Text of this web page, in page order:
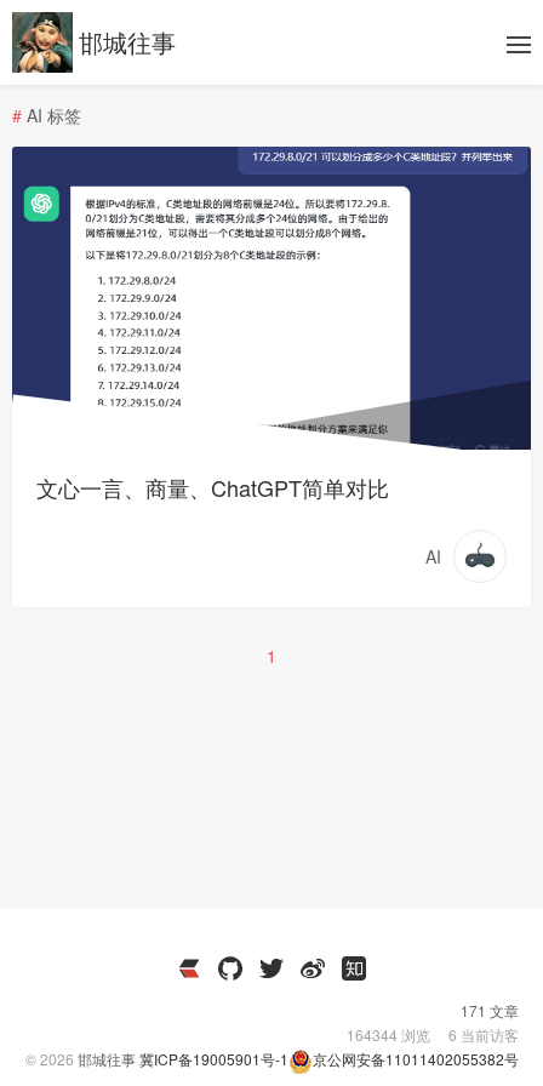
邯城往事
# AI 标签
文心一言、商量、ChatGPT简单对比
AI
1
171 文章
164344 浏览 6 当前访客
© 2026 邯城往事冀ICP备19005901号-1 京公网安备11011402055382号